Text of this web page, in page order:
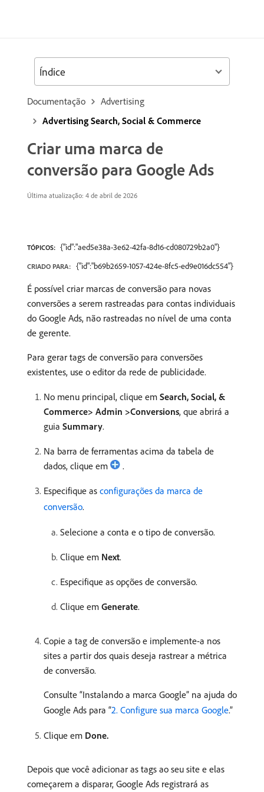
Documentação
Advertising
Advertising Search, Social & Commerce
Criar uma marca de
conversão para Google Ads
Última atualização: 4 de abril de 2026
TÓPICOS: {"id":"aed5e38a-3e62-42fa-8d16-cd080729b2a0"}
CRIADO PARA: {"id":"b69b2659-1057-424e-8fc5-ed9e016dc554"}
É possível criar marcas de conversão para novas
conversões a serem rastreadas para contas individuais
do Google Ads, não rastreadas no nível de uma conta
de gerente.
Para gerar tags de conversão para conversões
existentes, use o editor da rede de publicidade.
No menu principal, clique em Search, Social, &
Commerce> Admin >Conversions, que abrirá a
guia Summary.
Na barra de ferramentas acima da tabela de
dados, clique em
.
Especifique as configurações da marca de
conversão.
Selecione a conta e o tipo de conversão.
Clique em Next.
Especifique as opções de conversão.
Clique em Generate.
Copie a tag de conversão e implemente-a nos
sites a partir dos quais deseja rastrear a métrica
de conversão.
Consulte “Instalando a marca Google” na ajuda do
Google Ads para “2. Configure sua marca Google.”
Clique em Done.
Depois que você adicionar as tags ao seu site e elas
começarem a disparar, Google Ads registrará as
Índice